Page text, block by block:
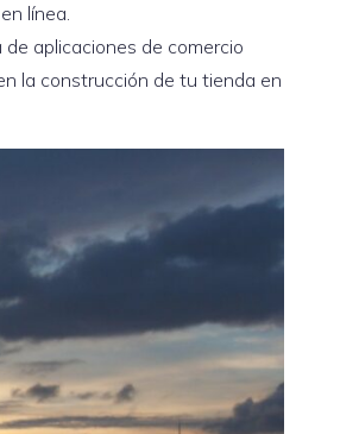
línea.
aplicaciones de comercio
la construcción de tu tienda en